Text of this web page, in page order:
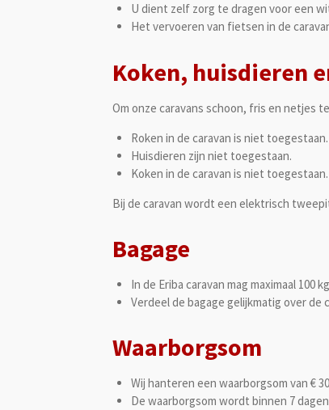
U dient zelf zorg te dragen voor een
Het vervoeren van fietsen in de
Koken, huisdieren
Om onze caravans schoon, fris en netjes
Roken in de caravan is niet toegestaan.
Huisdieren zijn niet toegestaan.
Koken in de caravan is niet toegestaan.
Bij de caravan wordt een elektrisch
Bagage
In de Eriba caravan mag maximaal 100
Verdeel de bagage gelijkmatig over de
Waarborgsom
Wij hanteren een waarborgsom van €
De waarborgsom wordt binnen 7